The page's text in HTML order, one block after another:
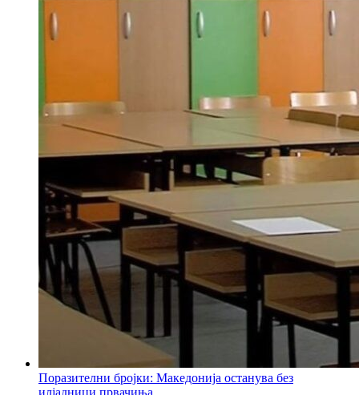
Поразителни бројки: Македонија останува без
илјадници првачиња